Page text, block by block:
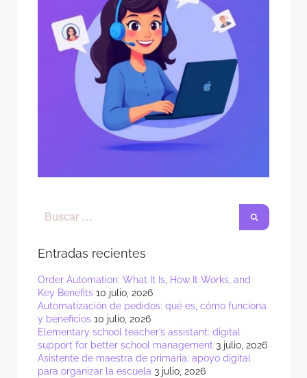
Entradas recientes
Order Automation: What It Is, How It Works, and
Key Benefits 10 julio, 2026
Automatización de pedidos: qué es, cómo funciona
y beneficios 10 julio, 2026
Elementary school teacher’s assistant: digital
support for better school management 3 julio, 2026
Asistente de maestra de primaria: apoyo digital
para organizar la escuela 3 julio, 2026